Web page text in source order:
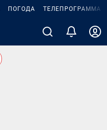
ПОГОДА ТЕЛЕПРОГРАММА